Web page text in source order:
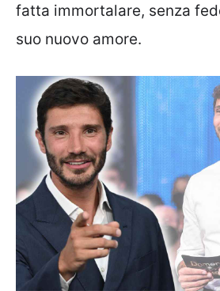
fatta immortalare, senza
suo nuovo amore.